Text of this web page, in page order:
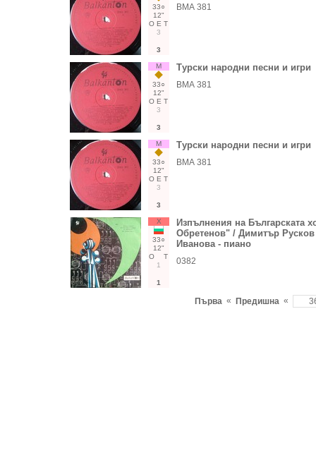
33○
12"
О Е Т
3
3
ВМА 381
М
33○
12"
О Е Т
3
3
Турски народни песни и игри
ВМА 381
М
33○
12"
О Е Т
3
3
Турски народни песни и игри
ВМА 381
Х
33○
12"
О
Т
1
1
Изпълнения на Българската
Обретенов" / Димитър Русков
Иванова - пиано
0382
Първа « Предишна «